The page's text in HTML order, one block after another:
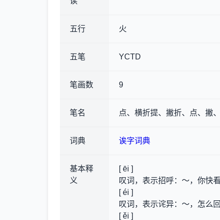
五行 火
五笔 YCTD
笔画数 9
笔名 点、横折提、撇折、点、撇
词典 诶字词典
基本释
义
[ ēi ]
叹词，表示招呼：～，你快看
[ éi ]
叹词，表示诧异：～，怎么回
[ ěi ]